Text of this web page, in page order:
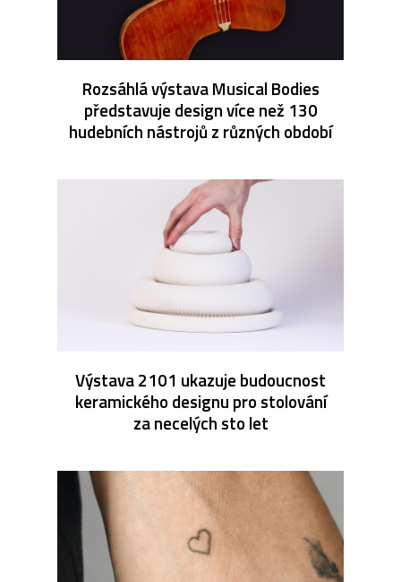
Rozsáhlá výstava Musical Bodies
představuje design více než 130
hudebních nástrojů z různých období
Výstava 2101 ukazuje budoucnost
keramického designu pro stolování
za necelých sto let